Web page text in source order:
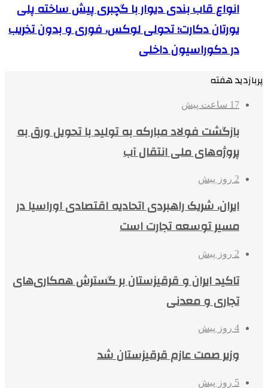
انواع قاب بندی دیوار با گچبری پیش ساخته پلی
یورتان دکارت؛ تحولی لوکس، فوری و بدون تخریب
در دکوراسیون داخلی
پربازدید هفته
17 ساعت پیش
بازگشت فولاد مبارکه به تولید با تحویل ورق به
پروژه‌های ملی انتقال آب
2 روز پیش
ایران، شریک راهبردی اتحادیه اقتصادی اوراسیا در
مسیر توسعه تجارت است
2 روز پیش
تاکید ایران و قرقیزستان بر گسترش همکاری‌های
تجاری و معدنی
4 روز پیش
وزیر صمت عازم قرقیزستان شد
5 روز پیش